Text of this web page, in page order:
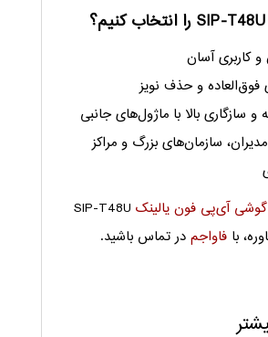
کاربری آسان
و حذف نویز
و سازگاری بالا با ماژول‌های جانبی
سازمان‌های بزرگ و مراکز
آی‌پی فون یالینک SIP-T48U
با فاواجمدر تماس باشید.